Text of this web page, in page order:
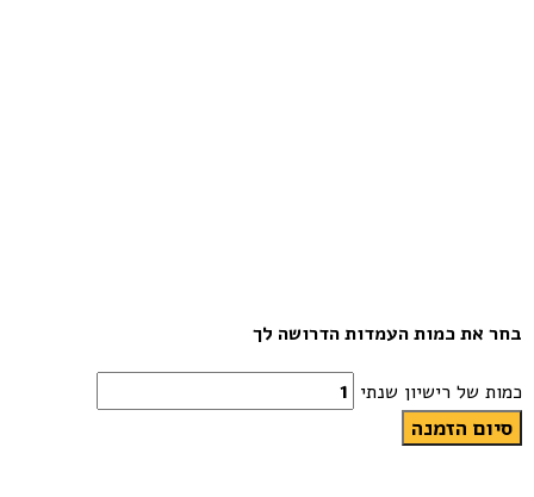
בחר את כמות העמדות הדרושה לך
כמות של רישיון שנתי
סיום הזמנה